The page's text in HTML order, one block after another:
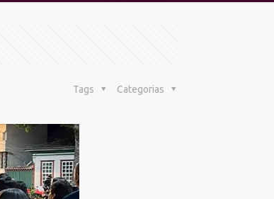
Categorias
Tags